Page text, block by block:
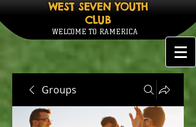
WEST SEVEN YOUTH
CLUB
WELCOME TO RAMERICA
Groups